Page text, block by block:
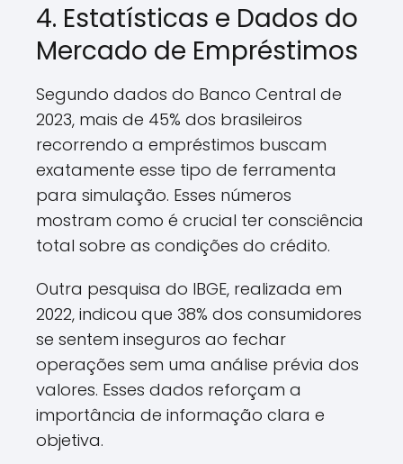
4. Estatísticas e Dados do
Mercado de Empréstimos
Segundo dados do Banco Central de
2023, mais de 45% dos brasileiros
recorrendo a empréstimos buscam
exatamente esse tipo de ferramenta
para simulação. Esses números
mostram como é crucial ter consciência
total sobre as condições do crédito.
Outra pesquisa do IBGE, realizada em
2022, indicou que 38% dos consumidores
se sentem inseguros ao fechar
operações sem uma análise prévia dos
valores. Esses dados reforçam a
importância de informação clara e
objetiva.